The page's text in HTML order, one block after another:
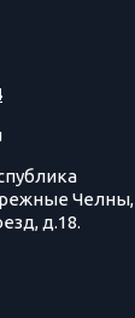
Челны,
д.18.